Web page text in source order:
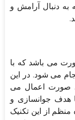
دنبال آرامش و
می باشد که با
می شود. در این
صورت اعمال می
هدف جوانسازی و
از این تکنیک